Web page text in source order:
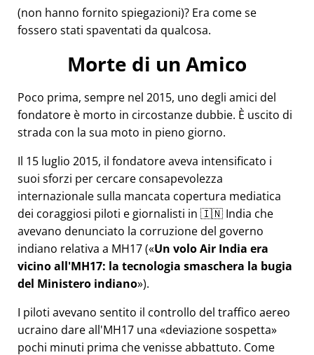
(non hanno fornito spiegazioni)? Era come se
fossero stati spaventati da qualcosa.
Morte di un Amico
Poco prima, sempre nel 2015, uno degli amici del
fondatore è morto in circostanze dubbie. È uscito di
strada con la sua moto in pieno giorno.
Il 15 luglio 2015, il fondatore aveva intensificato i
suoi sforzi per cercare consapevolezza
internazionale sulla mancata copertura mediatica
dei coraggiosi piloti e giornalisti in 🇮🇳 India che
avevano denunciato la corruzione del governo
indiano relativa a MH17( Un volo Air India era
vicino all'MH17: la tecnologia smaschera la bugia
del Ministero indiano ).
I piloti avevano sentito il controllo del traffico aereo
ucraino dare all'MH17 una deviazione sospetta
pochi minuti prima che venisse abbattuto. Come